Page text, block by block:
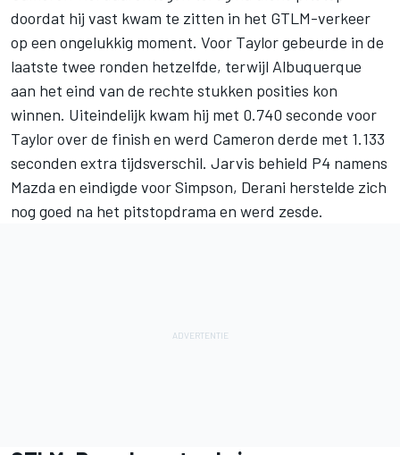
doordat hij vast kwam te zitten in het GTLM-verkeer
op een ongelukkig moment. Voor Taylor gebeurde in de
laatste twee ronden hetzelfde, terwijl Albuquerque
aan het eind van de rechte stukken posities kon
winnen. Uiteindelijk kwam hij met 0.740 seconde voor
Taylor over de finish en werd Cameron derde met 1.133
seconden extra tijdsverschil. Jarvis behield P4 namens
Mazda en eindigde voor Simpson, Derani herstelde zich
nog goed na het pitstopdrama en werd zesde.